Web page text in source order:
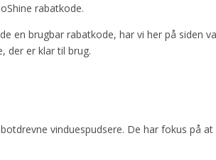
rabatkode.
en brugbar rabatkode, har vi her på siden
der er klar til brug.
vinduespudsere. De har fokus på